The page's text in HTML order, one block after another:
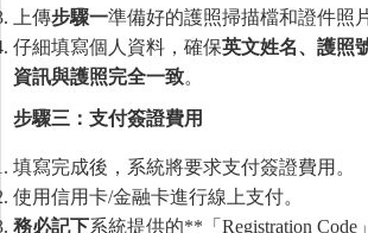
上傳步驟一準備好的護照掃描檔和證件照片
仔細填寫個人資料，確保英文姓名、護照
資訊與護照完全一致。
步驟三：支付簽證費用
填寫完成後，系統將要求支付簽證費用。
使用信用卡/金融卡進行線上支付。
務必記下系統提供的**「Registration Code